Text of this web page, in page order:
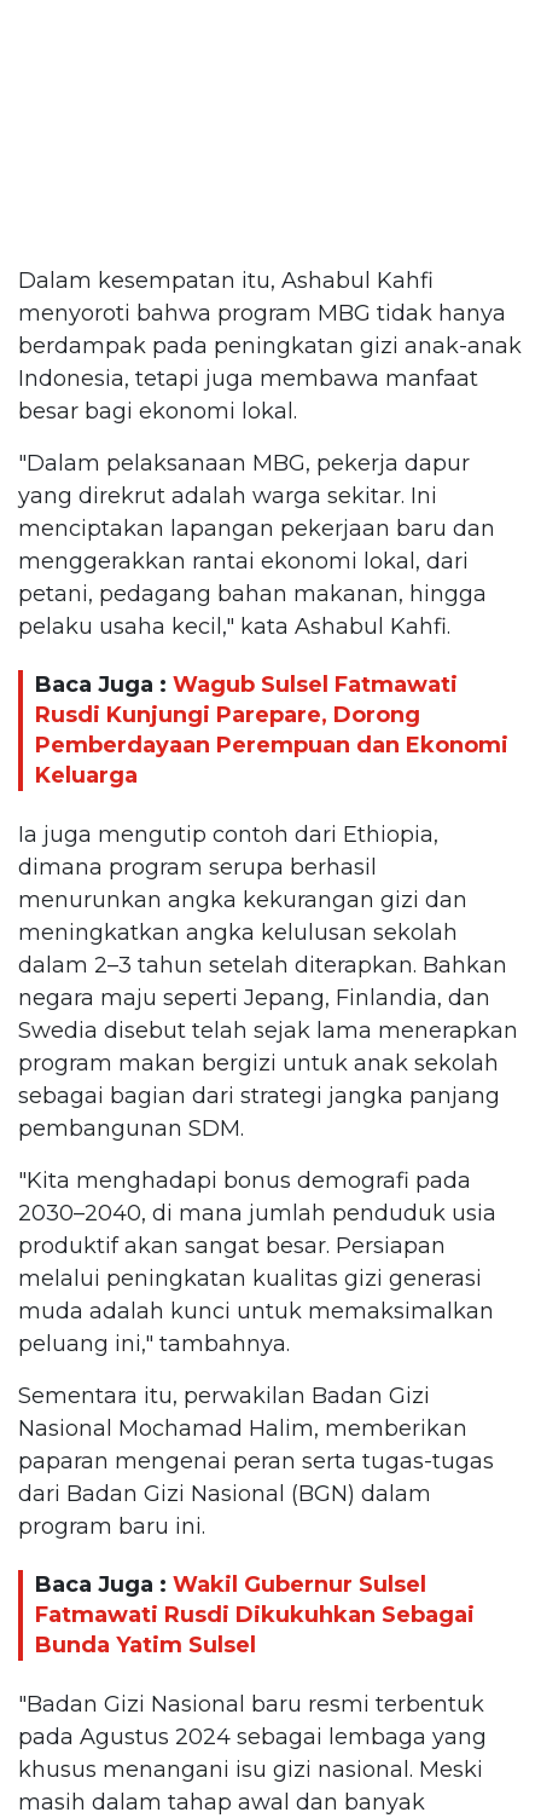
Dalam kesempatan itu, Ashabul Kahfi
menyoroti bahwa program MBG tidak hanya
berdampak pada peningkatan gizi anak-anak
Indonesia, tetapi juga membawa manfaat
besar bagi ekonomi lokal.
"Dalam pelaksanaan MBG, pekerja dapur
yang direkrut adalah warga sekitar. Ini
menciptakan lapangan pekerjaan baru dan
menggerakkan rantai ekonomi lokal, dari
petani, pedagang bahan makanan, hingga
pelaku usaha kecil," kata Ashabul Kahfi.
Baca Juga : Wagub Sulsel Fatmawati
Rusdi Kunjungi Parepare, Dorong
Pemberdayaan Perempuan dan Ekonomi
Keluarga
Ia juga mengutip contoh dari Ethiopia,
dimana program serupa berhasil
menurunkan angka kekurangan gizi dan
meningkatkan angka kelulusan sekolah
dalam 2–3 tahun setelah diterapkan. Bahkan
negara maju seperti Jepang, Finlandia, dan
Swedia disebut telah sejak lama menerapkan
program makan bergizi untuk anak sekolah
sebagai bagian dari strategi jangka panjang
pembangunan SDM.
"Kita menghadapi bonus demografi pada
2030–2040, di mana jumlah penduduk usia
produktif akan sangat besar. Persiapan
melalui peningkatan kualitas gizi generasi
muda adalah kunci untuk memaksimalkan
peluang ini," tambahnya.
Sementara itu, perwakilan Badan Gizi
Nasional Mochamad Halim, memberikan
paparan mengenai peran serta tugas-tugas
dari Badan Gizi Nasional (BGN) dalam
program baru ini.
Baca Juga : Wakil Gubernur Sulsel
Fatmawati Rusdi Dikukuhkan Sebagai
Bunda Yatim Sulsel
"Badan Gizi Nasional baru resmi terbentuk
pada Agustus 2024 sebagai lembaga yang
khusus menangani isu gizi nasional. Meski
masih dalam tahap awal dan banyak